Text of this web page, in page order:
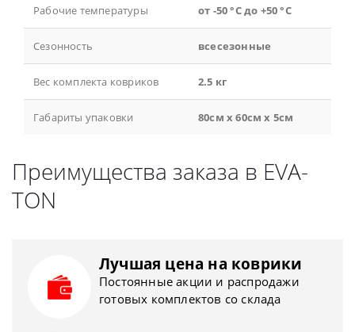
Рабочие температуры от -50 °С до +50 °С
Сезонность всесезонные
Вес комплекта ковриков 2.5 кг
Габариты упаковки 80см x 60см x 5см
Преимущества заказа в EVA-
TON
Лучшая цена на коврики
Постоянные акции и распродажи
готовых комплектов со склада